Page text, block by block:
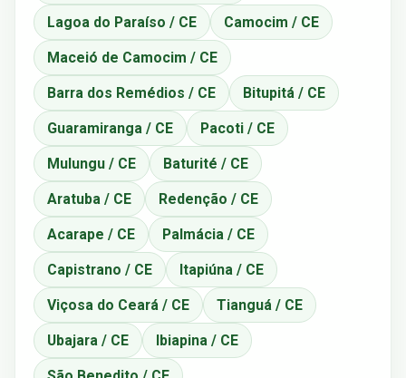
Lagoa do Paraíso / CE Camocim / CE
Maceió de Camocim / CE
Barra dos Remédios / CE Bitupitá / CE
Guaramiranga / CE Pacoti / CE
Mulungu / CE Baturité / CE
Aratuba / CE Redenção / CE
Acarape / CE Palmácia / CE
Capistrano / CE Itapiúna / CE
Viçosa do Ceará / CE Tianguá / CE
Ubajara / CE Ibiapina / CE